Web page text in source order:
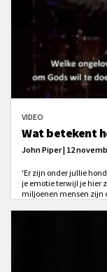
VIDEO
Wat betekent
John Piper | 12
'Er zijn onder jullie
je emotie terwijl je hier
miljoenen mensen zijn